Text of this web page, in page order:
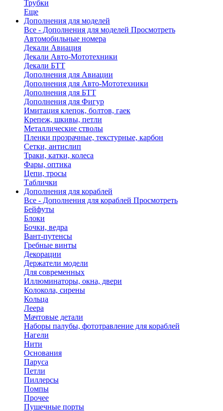
Трубки
Еще
Дополнения для моделей
Все - Дополнения для моделей Просмотреть
Автомобильные номера
Декали Авиация
Декали Авто-Мототехники
Декали БТТ
Дополнения для Авиации
Дополнения для Авто-Мототехники
Дополнения для БТТ
Дополнения для Фигур
Имитация клепок, болтов, гаек
Крепеж, шкивы, петли
Металлические стволы
Пленки прозрачные, текстурные, карбон
Сетки, антислип
Траки, катки, колеса
Фары, оптика
Цепи, тросы
Таблички
Дополнения для кораблей
Все - Дополнения для кораблей Просмотреть
Бейфуты
Блоки
Бочки, ведра
Вант-путенсы
Гребные винты
Декорации
Держатели модели
Для современных
Иллюминаторы, окна, двери
Колокола, сирены
Кольца
Леера
Мачтовые детали
Наборы палубы, фототравление для кораблей
Нагели
Нити
Основания
Паруса
Петли
Пиллерсы
Помпы
Прочее
Пушечные порты